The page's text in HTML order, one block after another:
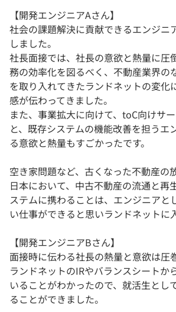
【開発エンジニアAさん】
社会の課題解決に貢献できるエンジニ
しました。
社長面接では、社長の意欲と熱量に圧
務の効率化を図るべく、不動産業界の
を取り入れてきたランドネットの変化
感が伝わってきました。
また、事業拡大に向けて、toC向けサ
と、既存システムの機能改善を担うエ
る意欲と熱量もすごかったです。
空き家問題など、古くなった不動産の
日本において、中古不動産の流通と再
ステムに携わることは、エンジニアと
い仕事ができると思いランドネットに
【開発エンジニアBさん】
面接時に伝わる社長の熱量と意欲は圧
ランドネットのIRやバランスシートか
いることがわかったので、就活生とし
ることができました。